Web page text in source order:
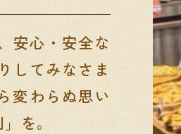
安心・安全な
してみなさま
変わらぬ思い
」を。